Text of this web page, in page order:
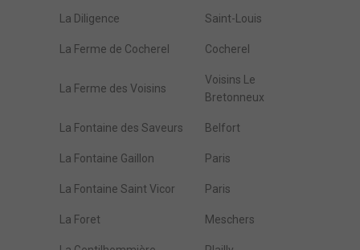
La Diligence Saint-Louis
La Ferme de Cocherel Cocherel
La Ferme des Voisins
Voisins Le
Bretonneux
La Fontaine des Saveurs Belfort
La Fontaine Gaillon Paris
La Fontaine Saint Vicor Paris
La Foret Meschers